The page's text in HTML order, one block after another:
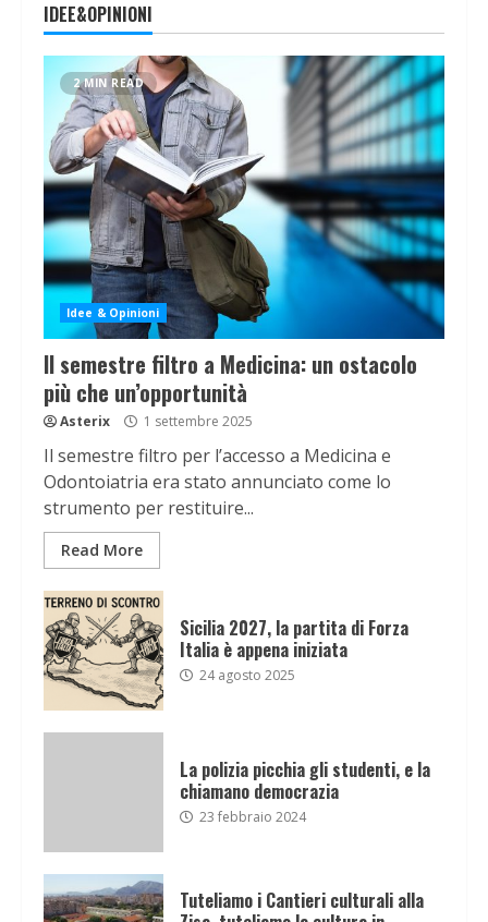
IDEE&OPINIONI
2 MIN READ
Idee & Opinioni
Il semestre filtro a Medicina: un ostacolo
più che un’opportunità
Asterix 1 settembre 2025
Il semestre filtro per l’accesso a Medicina e
Odontoiatria era stato annunciato come lo
strumento per restituire...
Read More
Sicilia 2027, la partita di Forza
Italia è appena iniziata
24 agosto 2025
La polizia picchia gli studenti, e la
chiamano democrazia
23 febbraio 2024
Tuteliamo i Cantieri culturali alla